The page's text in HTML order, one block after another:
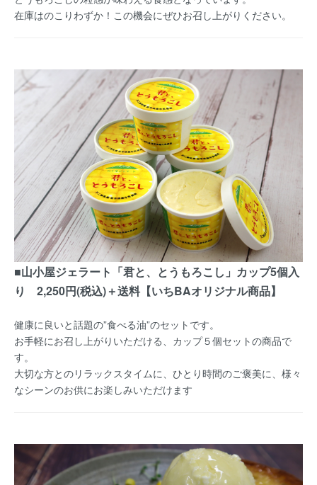
在庫はのこりわずか！この機会にぜひお召し上がりください。
■山小屋ジェラート「君と、とうもろこし」カップ5個入
り 2,250円(税込)＋送料【いちBAオリジナル商品】
健康に良いと話題の”食べる油”のセットです。
お手軽にお召し上がりいただける、カップ５個セットの商品で
す。
大切な方とのリラックスタイムに、ひとり時間のご褒美に、様々
なシーンのお供にお楽しみいただけます